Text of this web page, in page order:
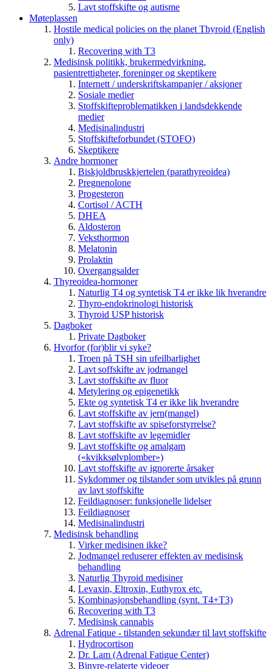
Lavt stoffskifte og autisme
Møteplassen
Hostile medical policies on the planet Thyroid (English
only)
Recovering with T3
Medisinsk politikk, brukermedvirkning,
pasientrettigheter, foreninger og skeptikere
Internett / underskriftskampanjer / aksjoner
Sosiale medier
Stoffskifteproblematikken i landsdekkende
medier
Medisinalindustri
Stoffskifteforbundet (STOFO)
Skeptikere
Andre hormoner
Biskjoldbruskkjertelen (parathyreoidea)
Pregnenolone
Progesteron
Cortisol / ACTH
DHEA
Aldosteron
Veksthormon
Melatonin
Prolaktin
Overgangsalder
Thyreoidea-hormoner
Naturlig T4 og syntetisk T4 er ikke lik hverandre
Thyro-endokrinologi historisk
Thyroid USP historisk
Dagboker
Private Dagboker
Hvorfor (for)blir vi syke?
Troen på TSH sin ufeilbarlighet
Lavt soffskifte av jodmangel
Lavt stoffskifte av fluor
Metylering og epigenetikk
Ekte og syntetisk T4 er ikke lik hverandre
Lavt stoffskifte av jern(mangel)
Lavt stoffskifte av spiseforstyrrelse?
Lavt stoffskifte av legemidler
Lavt stoffskifte og amalgam
(«kvikksølvplomber»)
Lavt stoffskifte av ignorerte årsaker
Sykdommer og tilstander som utvikles på grunn
av lavt stoffskifte
Feildiagnoser: funksjonelle lidelser
Feildiagnoser
Medisinalindustri
Medisinsk behandling
Virker medisinen ikke?
Jodmangel reduserer effekten av medisinsk
behandling
Naturlig Thyroid medisiner
Levaxin, Eltroxin, Euthyrox etc.
Kombinasjonsbehandling (synt. T4+T3)
Recovering with T3
Medisinsk cannabis
Adrenal Fatique - tilstanden sekundær til lavt stoffskifte
Hydrocortison
Dr. Lam (Adrenal Fatigue Center)
Binyre-relaterte videoer